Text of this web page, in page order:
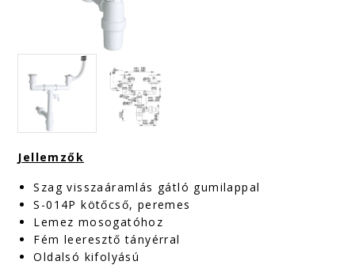
Jellemzők
Szag visszaáramlás gátló gumilappal
S-014P kötőcső, peremes
Lemez mosogatóhoz
Fém leeresztő tányérral
Oldalsó kifolyású